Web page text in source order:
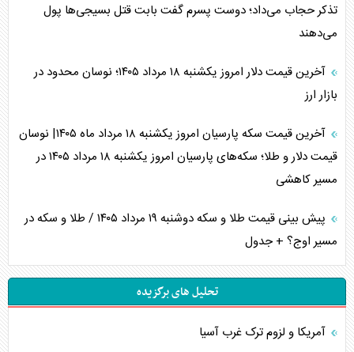
تذکر حجاب می‌داد؛ دوست پسرم گفت بابت قتل بسیجی‌ها پول
می‌دهند
آخرین قیمت دلار امروز یکشنبه ۱۸ مرداد ۱۴۰۵؛ نوسان محدود در
بازار ارز
آخرین قیمت سکه پارسیان امروز یکشنبه ۱۸ مرداد ماه ۱۴۰۵| نوسان
قیمت دلار و طلا؛ سکه‌های پارسیان امروز یکشنبه ۱۸ مرداد ۱۴۰۵ در
مسیر کاهشی
پیش بینی قیمت طلا و سکه دوشنبه ۱۹ مرداد ۱۴۰۵ / طلا و سکه در
مسیر اوج؟ + جدول
تحلیل های برگزیده
آمریکا و لزوم ترک غرب آسیا